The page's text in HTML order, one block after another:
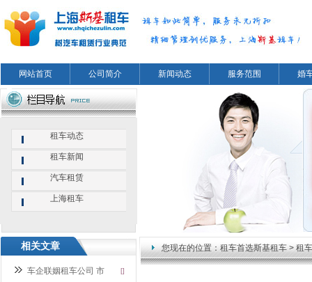
网站首页 公司简介 新闻动态 服务范围 婚
您现在的位置： 租车首选斯基租车 > 租车
租车动态
租车新闻
汽车租赁
上海租车
相关文章
[]
车企联姻租车公司 市